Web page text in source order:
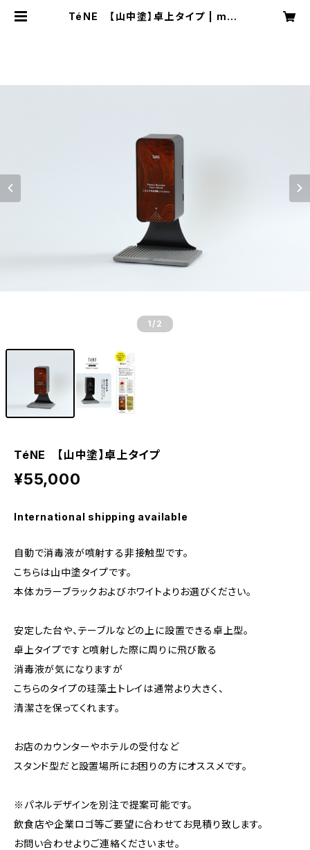
TéNE 【山中塗】卓上タイプ | mcn
1 /2
TéNE 【山中塗】卓上タイプ
¥55,000
International shipping available
自動で消毒液が噴射する非接触型です。
こちらは山中塗タイプです。
本体カラーブラックおよびホワイトよりお選びください。
安定した台や、テーブルなどの上に設置できる卓上型。
卓上タイプですと噴射した際に周りに飛び散る
消毒液が気になりますが
こちらのタイプの珪藻土トレイは通常より大きく、
清潔さを保ってくれます。
お店のカウンターやホテルの受付など
スタンド型だと設置場所にお困りの方にオススメです。
※パネルデザインを別注で提案可能です。
飲食店や企業ロゴ等ご要望に合わせてお見積り致します。
お問い合わせよりご連絡くださいませ。